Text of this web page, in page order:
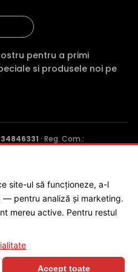
Inteligent (Smart IR).
informativ si pot contine erori sau
standard al produsului.
prealabila si nu constituie
la dispozitie pentru
pentru a primi
si produsele noi pe
· Reg. Com.:
ONLINE SRL
site-ul să funcționeze, a-l
pentru analiză și marketing.
mereu active. Pentru restul
Accept toate